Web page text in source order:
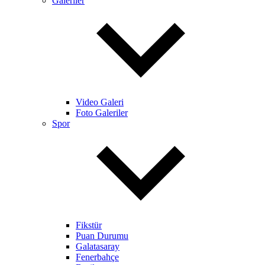
Video Galeri
Foto Galeriler
Spor
Fikstür
Puan Durumu
Galatasaray
Fenerbahçe